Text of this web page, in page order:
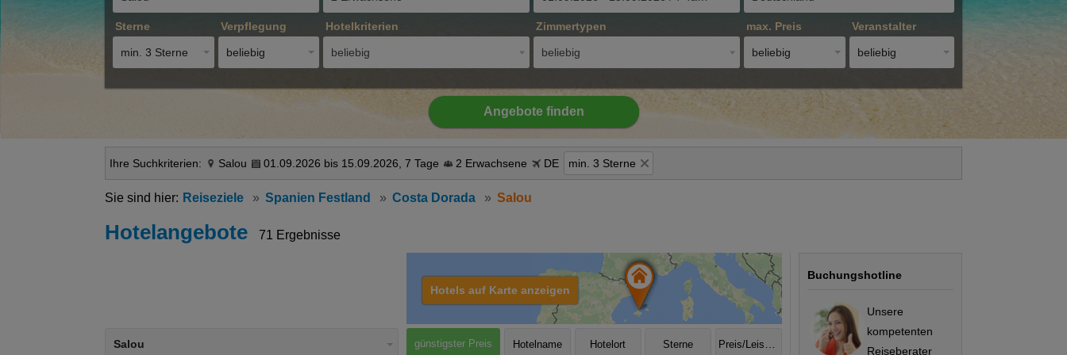
Sterne
min. 3 Sterne
Verpflegung
beliebig
Hotelkriterien
beliebig
Zimmertypen
beliebig
max. Preis
beliebig
Veranstalter
beliebig
Angebote finden
Ihre Suchkriterien: Salou 01.09.2026 bis 15.09.2026, 7 Tage 2 Erwachsene DE min. 3 Sterne
Reiseziele Spanien Festland Costa Dorada Salou
Hotelangebote 71 Ergebnisse
Buchungshotline
Unsere
kompetenten
Reiseberater
Hotels auf Karte anzeigen
Salou günstigster Preis Hotelname Hotelort Sterne Preis/Leistung